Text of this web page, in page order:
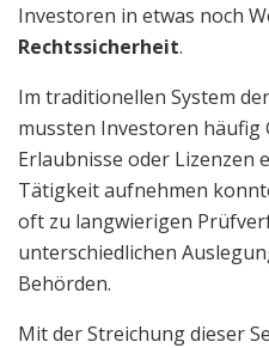
Investoren in etwas noch
Rechtssicherheit.
Im traditionellen System
mussten Investoren häufig
Erlaubnisse oder Lizenzen
Tätigkeit aufnehmen
oft zu langwierigen
unterschiedlichen
Behörden.
Mit der Streichung dieser